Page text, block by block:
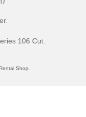
106 Cut.
Shop.